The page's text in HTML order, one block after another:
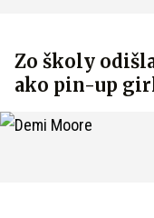
Zo školy
ako pin-up